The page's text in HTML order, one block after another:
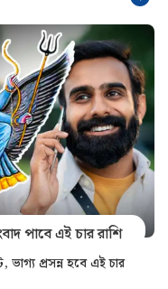
পাবে এই চার রাশি
প্রসন্ন হবে এই চার